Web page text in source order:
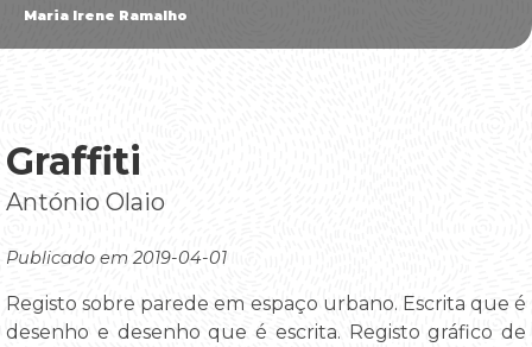
Maria Irene Ramalho
Graffiti
António Olaio
Publicado em 2019-04-01
Registo sobre parede em espaço urbano. Escrita que é
desenho e desenho que é escrita. Registo gráfico de